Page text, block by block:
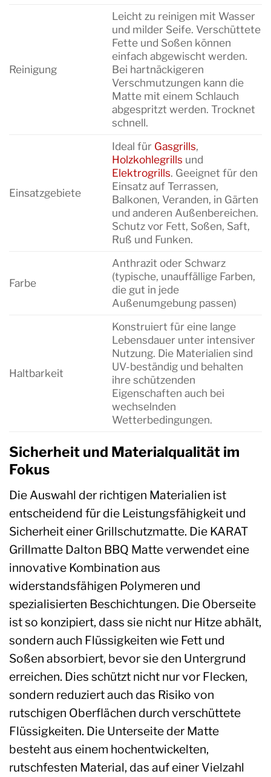
Reinigung
Leicht zu reinigen mit Wasser
und milder Seife. Verschüttete
Fette und Soßen können
einfach abgewischt werden.
Bei hartnäckigeren
Verschmutzungen kann die
Matte mit einem Schlauch
abgespritzt werden. Trocknet
schnell.
Einsatzgebiete
Ideal für Gasgrills,
Holzkohlegrills und
Elektrogrills. Geeignet für den
Einsatz auf Terrassen,
Balkonen, Veranden, in Gärten
und anderen Außenbereichen.
Schutz vor Fett, Soßen, Saft,
Ruß und Funken.
Farbe
Anthrazit oder Schwarz
(typische, unauffällige Farben,
die gut in jede
Außenumgebung passen)
Haltbarkeit
Konstruiert für eine lange
Lebensdauer unter intensiver
Nutzung. Die Materialien sind
UV-beständig und behalten
ihre schützenden
Eigenschaften auch bei
wechselnden
Wetterbedingungen.
Sicherheit und Materialqualität im
Fokus
Die Auswahl der richtigen Materialien ist
entscheidend für die Leistungsfähigkeit und
Sicherheit einer Grillschutzmatte. Die KARAT
Grillmatte Dalton BBQ Matte verwendet eine
innovative Kombination aus
widerstandsfähigen Polymeren und
spezialisierten Beschichtungen. Die Oberseite
ist so konzipiert, dass sie nicht nur Hitze abhält,
sondern auch Flüssigkeiten wie Fett und
Soßen absorbiert, bevor sie den Untergrund
erreichen. Dies schützt nicht nur vor Flecken,
sondern reduziert auch das Risiko von
rutschigen Oberflächen durch verschüttete
Flüssigkeiten. Die Unterseite der Matte
besteht aus einem hochentwickelten,
rutschfesten Material, das auf einer Vielzahl